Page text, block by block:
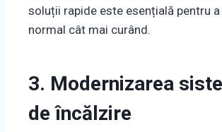
soluții rapide este esențială pentru a
normal cât mai curând.
3. Modernizarea
de încălzire